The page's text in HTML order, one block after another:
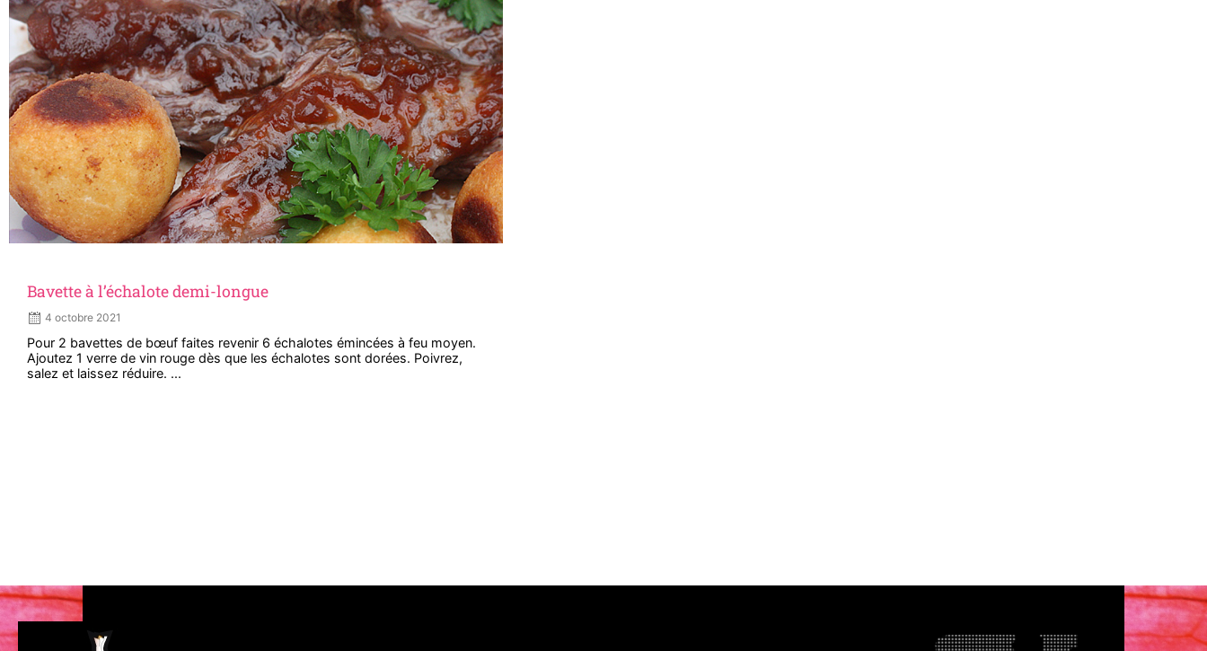
Bavette à l’échalote demi-longue
4 octobre 2021
Pour 2 bavettes de bœuf faites revenir 6 échalotes émincées à feu moyen.
Ajoutez 1 verre de vin rouge dès que les échalotes sont dorées. Poivrez,
salez et laissez réduire. ...